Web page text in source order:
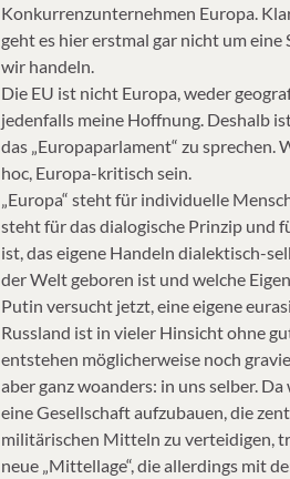
Konkurrenzunternehmen Europa.
geht es hier erstmal gar nicht um
wir handeln.
Die EU ist nicht Europa, weder
jedenfalls meine Hoffnung. Deshalb
das „Europaparlament“ zu
hoc, Europa-kritisch sein.
„Europa“ steht für individuelle
steht für das dialogische Prinzip und
ist, das eigene Handeln dialektisch-
der Welt geboren ist und welche
Putin versucht jetzt, eine eigene
Russland ist in vieler Hinsicht ohne
entstehen möglicherweise noch
aber ganz woanders: in uns selber.
eine Gesellschaft aufzubauen, die
militärischen Mitteln zu verteidigen,
neue „Mittellage“, die allerdings mit